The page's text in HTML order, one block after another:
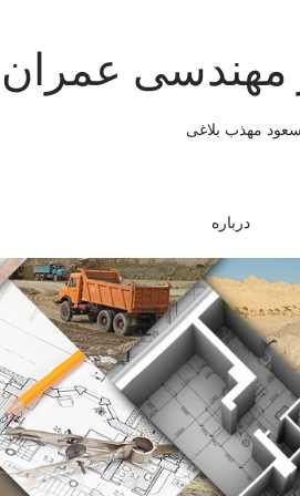
مهندسی عمران
مهذب بلاغی
درباره